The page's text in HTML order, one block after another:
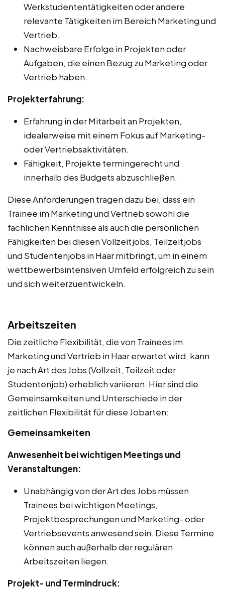
Werkstudententätigkeiten oder andere
relevante Tätigkeiten im Bereich Marketing und
Vertrieb.
Nachweisbare Erfolge in Projekten oder
Aufgaben, die einen Bezug zu Marketing oder
Vertrieb haben.
Projekterfahrung:
Erfahrung in der Mitarbeit an Projekten,
idealerweise mit einem Fokus auf Marketing-
oder Vertriebsaktivitäten.
Fähigkeit, Projekte termingerecht und
innerhalb des Budgets abzuschließen.
Diese Anforderungen tragen dazu bei, dass ein
Trainee im Marketing und Vertrieb sowohl die
fachlichen Kenntnisse als auch die persönlichen
Fähigkeiten bei diesen Vollzeitjobs, Teilzeitjobs
und Studentenjobs in Haar mitbringt, um in einem
wettbewerbsintensiven Umfeld erfolgreich zu sein
und sich weiterzuentwickeln.
Arbeitszeiten
Die zeitliche Flexibilität, die von Trainees im
Marketing und Vertrieb in Haar erwartet wird, kann
je nach Art des Jobs (Vollzeit, Teilzeit oder
Studentenjob) erheblich variieren. Hier sind die
Gemeinsamkeiten und Unterschiede in der
zeitlichen Flexibilität für diese Jobarten:
Gemeinsamkeiten
Anwesenheit bei wichtigen Meetings und
Veranstaltungen:
Unabhängig von der Art des Jobs müssen
Trainees bei wichtigen Meetings,
Projektbesprechungen und Marketing- oder
Vertriebsevents anwesend sein. Diese Termine
können auch außerhalb der regulären
Arbeitszeiten liegen.
Projekt- und Termindruck: